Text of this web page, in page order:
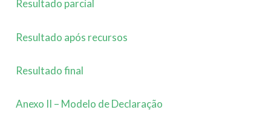
Resultado parcial
Resultado após recursos
Resultado final
Anexo II – Modelo de Declaração